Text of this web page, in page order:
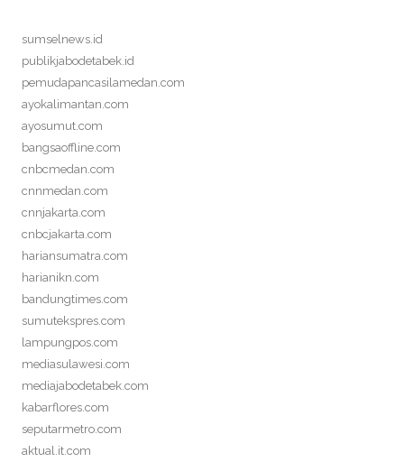
sumselnews.id
publikjabodetabek.id
pemudapancasilamedan.com
ayokalimantan.com
ayosumut.com
bangsaoffline.com
cnbcmedan.com
cnnmedan.com
cnnjakarta.com
cnbcjakarta.com
hariansumatra.com
harianikn.com
bandungtimes.com
sumutekspres.com
lampungpos.com
mediasulawesi.com
mediajabodetabek.com
kabarflores.com
seputarmetro.com
aktual.it.com